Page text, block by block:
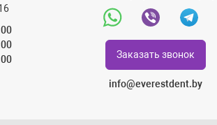
WhatsappViber Telegram
Заказать звонок
info@everestdent.by